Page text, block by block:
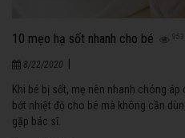
10 mẹo hạ sốt nhanh cho bé 953
8/22/2020
Khi bé bị sốt, mẹ nên nhanh chóng
bớt nhiệt độ cho bé mà không cần
gặp bác sĩ.